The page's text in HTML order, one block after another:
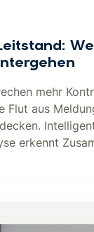
mehr
Flut aus
erkennt